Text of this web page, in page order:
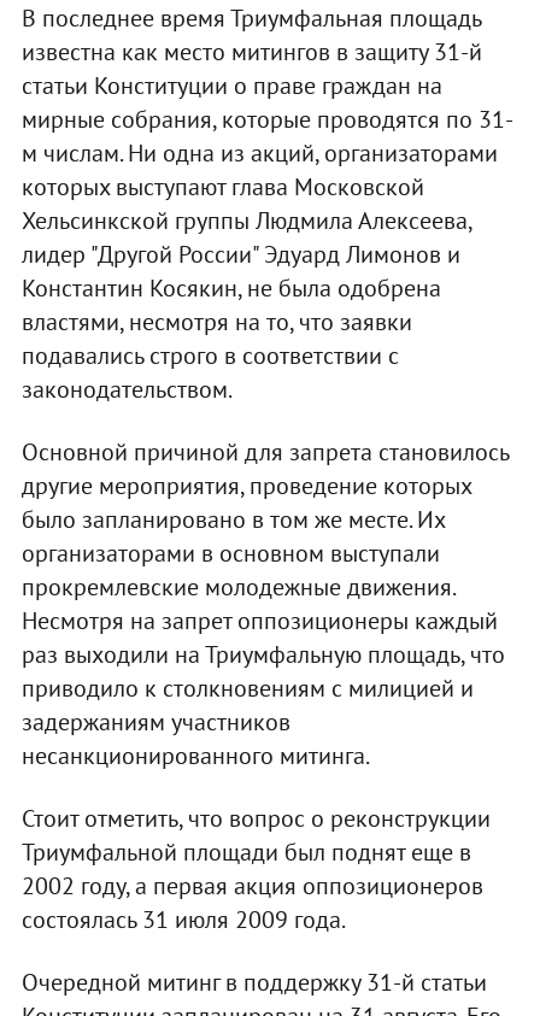
В последнее время Триумфальная площадь
известна как место митингов в защиту 31-й
статьи Конституции о праве граждан на
мирные собрания, которые проводятся по 31-
м числам. Ни одна из акций, организаторами
которых выступают глава Московской
Хельсинкской группы Людмила Алексеева,
лидер "Другой России" Эдуард Лимонов и
Константин Косякин, не была одобрена
властями, несмотря на то, что заявки
подавались строго в соответствии с
законодательством.
Основной причиной для запрета становилось
другие мероприятия, проведение которых
было запланировано в том же месте. Их
организаторами в основном выступали
прокремлевские молодежные движения.
Несмотря на запрет оппозиционеры каждый
раз выходили на Триумфальную площадь, что
приводило к столкновениям с милицией и
задержаниям участников
несанкционированного митинга.
Стоит отметить, что вопрос о реконструкции
Триумфальной площади был поднят еще в
2002 году, а первая акция оппозиционеров
состоялась 31 июля 2009 года.
Очередной митинг в поддержку 31-й статьи